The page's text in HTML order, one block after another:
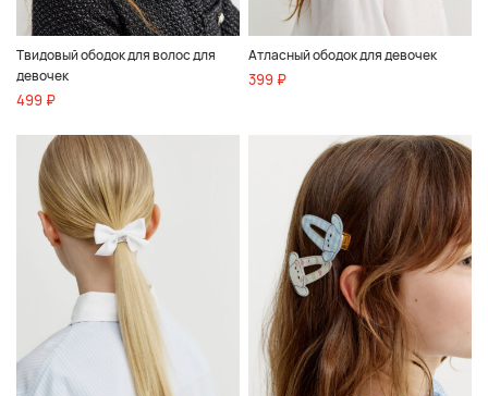
Твидовый ободок для волос для
девочек
499 ₽
Атласный ободок для девочек
399 ₽